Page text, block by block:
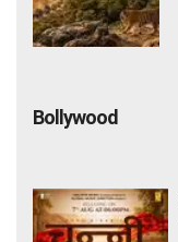
Bollywood